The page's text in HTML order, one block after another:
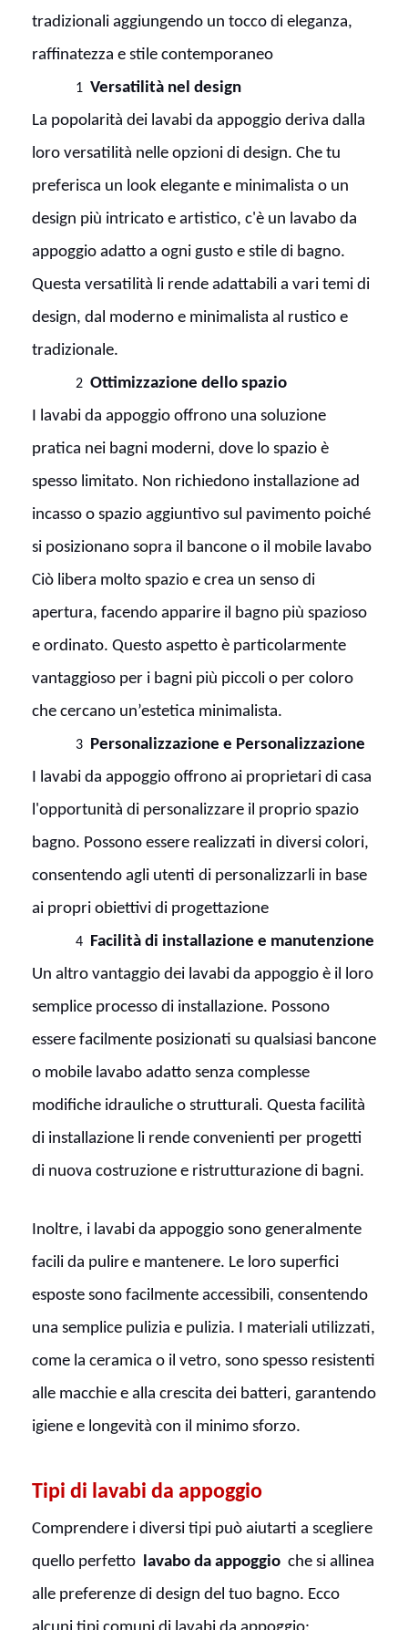
tradizionali aggiungendo un tocco di eleganza,
raffinatezza e stile contemporaneo
1 Versatilità nel design
La popolarità dei lavabi da appoggio deriva dalla
loro versatilità nelle opzioni di design. Che tu
preferisca un look elegante e minimalista o un
design più intricato e artistico, c'è un lavabo da
appoggio adatto a ogni gusto e stile di bagno.
Questa versatilità li rende adattabili a vari temi di
design, dal moderno e minimalista al rustico e
tradizionale.
2 Ottimizzazione dello spazio
I lavabi da appoggio offrono una soluzione
pratica nei bagni moderni, dove lo spazio è
spesso limitato. Non richiedono installazione ad
incasso o spazio aggiuntivo sul pavimento poiché
si posizionano sopra il bancone o il mobile lavabo
Ciò libera molto spazio e crea un senso di
apertura, facendo apparire il bagno più spazioso
e ordinato. Questo aspetto è particolarmente
vantaggioso per i bagni più piccoli o per coloro
che cercano un’estetica minimalista.
3 Personalizzazione e Personalizzazione
I lavabi da appoggio offrono ai proprietari di casa
l'opportunità di personalizzare il proprio spazio
bagno. Possono essere realizzati in diversi colori,
consentendo agli utenti di personalizzarli in base
ai propri obiettivi di progettazione
4 Facilità di installazione e manutenzione
Un altro vantaggio dei lavabi da appoggio è il loro
semplice processo di installazione. Possono
essere facilmente posizionati su qualsiasi bancone
o mobile lavabo adatto senza complesse
modifiche idrauliche o strutturali. Questa facilità
di installazione li rende convenienti per progetti
di nuova costruzione e ristrutturazione di bagni.
Inoltre, i lavabi da appoggio sono generalmente
facili da pulire e mantenere. Le loro superfici
esposte sono facilmente accessibili, consentendo
una semplice pulizia e pulizia. I materiali utilizzati,
come la ceramica o il vetro, sono spesso resistenti
alle macchie e alla crescita dei batteri, garantendo
igiene e longevità con il minimo sforzo.
Tipi di lavabi da appoggio
Comprendere i diversi tipi può aiutarti a scegliere
quello perfetto lavabo da appoggio che si allinea
alle preferenze di design del tuo bagno. Ecco